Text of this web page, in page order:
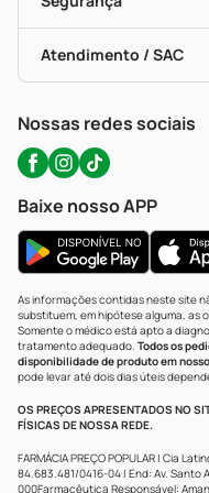
Troca E Devolução
Bulas De A A Z
Políticas De Marketplace
Testes Rápidos
Autoteste Covid-19
Certificado De
Portal Da Privacidade
Atendimento / SAC
WhatsApp (47) 9202-
Nossas redes sociais
Baixe nosso APP
As informações contidas neste site
substituem, em hipótese alguma, as
Somente o médico está apto a
tratamento adequado. Todos os
disponibilidade de produto em
pode levar até dois dias úteis
OS PREÇOS APRESENTADOS NO
FÍSICAS DE NOSSA REDE.
FARMÁCIA PREÇO POPULAR | Cia
84.683.481/0416-04 | End: Av. Santo
000Farmacêutica Responsável: